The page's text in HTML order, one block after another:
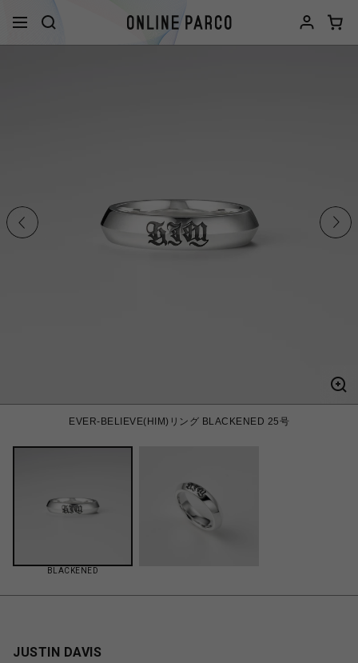
EVER-BELIEVE(HIM)リング BLACKENED 25号
BLACKENED
JUSTIN DAVIS